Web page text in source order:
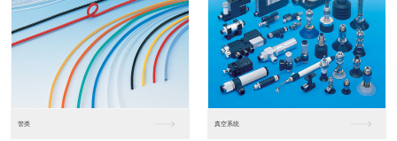
进口松下PLC2 进口松下PLC